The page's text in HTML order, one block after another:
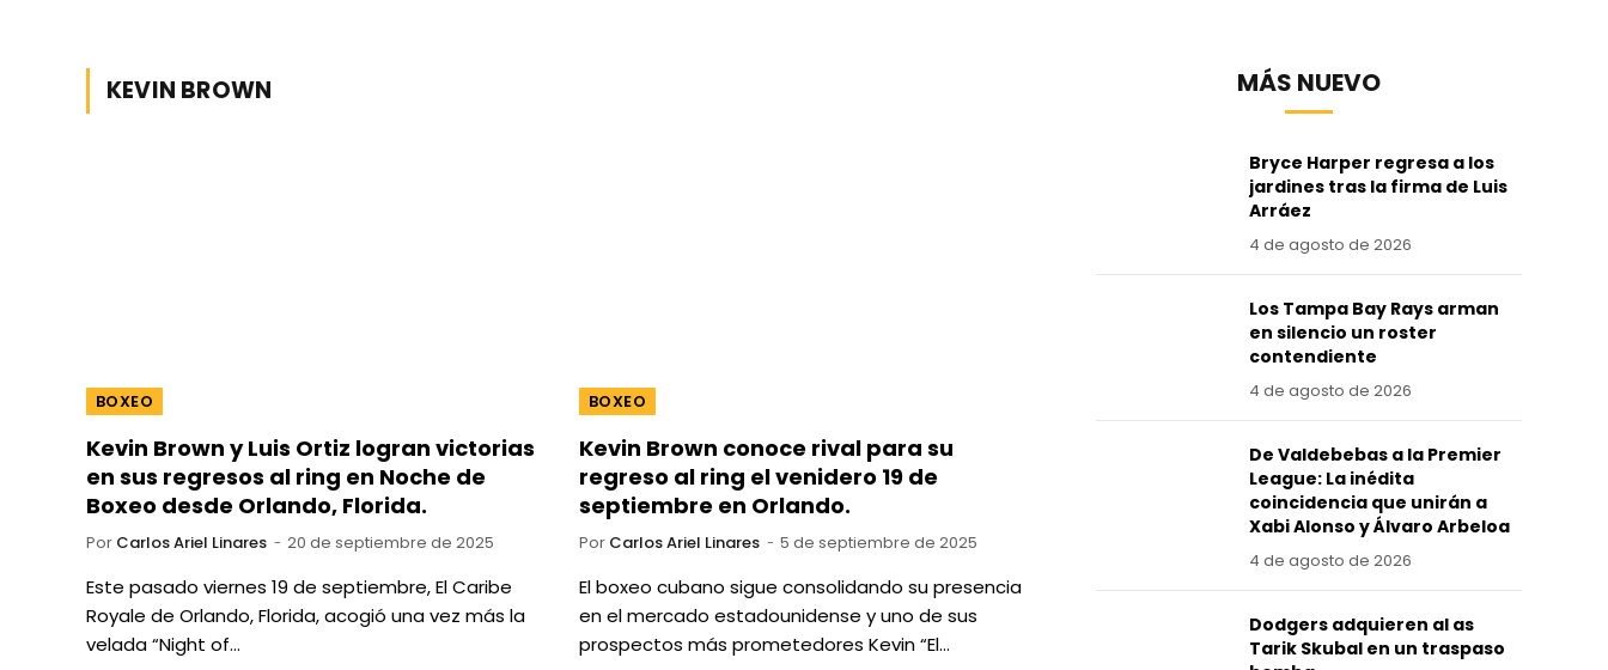
KEVIN BROWN
BOXEO
Kevin Brown y Luis Ortiz logran victorias
en sus regresos al ring en Noche de
Boxeo desde Orlando, Florida.
Por Carlos Ariel Linares 20 de septiembre de 2025
Este pasado viernes 19 de septiembre, El Caribe
Royale de Orlando, Florida, acogió una vez más la
velada “Night of…
BOXEO
Kevin Brown conoce rival para su
regreso al ring el venidero 19 de
septiembre en Orlando.
Por Carlos Ariel Linares 5 de septiembre de 2025
El boxeo cubano sigue consolidando su presencia
en el mercado estadounidense y uno de sus
prospectos más prometedores Kevin “El…
MÁS NUEVO
Bryce Harper regresa a los
jardines tras la firma de Luis
Arráez
4 de agosto de 2026
Los Tampa Bay Rays arman
en silencio un roster
contendiente
4 de agosto de 2026
De Valdebebas a la Premier
League: La inédita
coincidencia que unirán a
Xabi Alonso y Álvaro Arbeloa
4 de agosto de 2026
Dodgers adquieren al as
Tarik Skubal en un traspaso